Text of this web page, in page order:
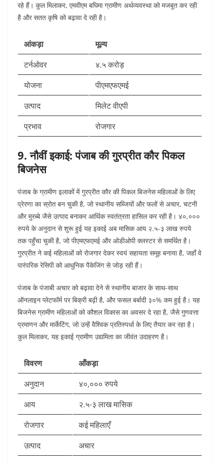
रहे हैं। कुल मिलाकर, एमवीएम बघिमा ग्रामीण अर्थव्यवस्था को मजबूत कर रही
है और सतत कृषि को बढ़ावा दे रही है।​
आंकड़ा
मूल्य
टर्नओवर
४.५ करोड़
योजना
पीएमएफएमई
उत्पाद
मिलेट वीएपी
प्रभाव
रोजगार
9. नौवीं इकाई: पंजाब की गुरप्रीत कौर पिकल
बिजनेस
पंजाब के ग्रामीण इलाकों में गुरप्रीत कौर की पिकल बिजनेस महिलाओं के लिए
प्रेरणा का स्रोत बन चुकी है, जो स्थानीय सब्जियों और फलों से अचार, चटनी
और मुरब्बे जैसे उत्पाद बनाकर आर्थिक स्वतंत्रता हासिल कर रही है। ४०,०००
रुपये के अनुदान से शुरू हुई यह इकाई अब मासिक आय २.५-३ लाख रुपये
तक पहुँचा चुकी है, जो पीएमएफएमई और ओडीओपी क्लस्टर से समर्थित है।
गुरप्रीत ने कई महिलाओं को रोजगार देकर स्वयं सहायता समूह बनाया है, जहाँ वे
पारंपरिक रेसिपी को आधुनिक पैकेजिंग से जोड़ रही हैं।
पंजाब के पंजाबी अचार को बढ़ावा देने से स्थानीय बाजार के साथ-साथ
ऑनलाइन प्लेटफॉर्म पर बिक्री बढ़ी है, और फसल बर्बादी ३०% कम हुई है। यह
बिजनेस ग्रामीण महिलाओं को कौशल विकास का अवसर दे रहा है, जैसे गुणवत्ता
प्रमाणन और मार्केटिंग, जो उन्हें वैश्विक प्रतिस्पर्धा के लिए तैयार कर रहा है।
कुल मिलाकर, यह इकाई ग्रामीण उद्यमिता का जीवंत उदाहरण है।​
विवरण
आँकड़ा
अनुदान
४०,००० रुपये
आय
२.५-३ लाख मासिक
रोजगार
कई महिलाएँ
उत्पाद
अचार